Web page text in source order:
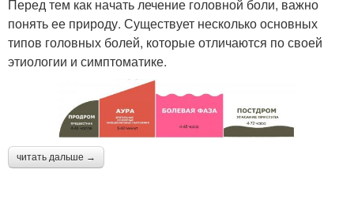
Перед тем как начать лечение головной боли, важно
понять ее природу. Существует несколько основных
типов головных болей, которые отличаются по своей
этиологии и симптоматике.
читать дальше →